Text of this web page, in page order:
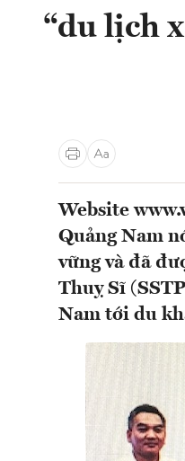
“du lịch
Website
Quảng Nam
vững và đã
Thuỵ Sĩ
Nam tới du